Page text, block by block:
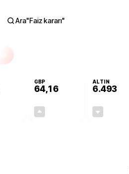
Ara"Faiz kararı"
GBP
64,16
ALTIN
6.493